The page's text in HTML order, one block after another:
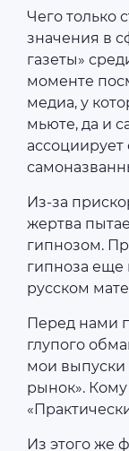
Чего только
значения в
газеты»
моменте
медиа, у
мьюте, да и
ассоциирует
Из-за
жертва
гипнозом.
гипноза еще
русском
Перед нами
глупого
мои выпуски
рынок».
Из этого же